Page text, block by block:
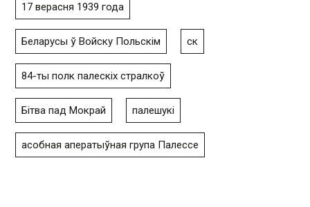
17 верасня 1939 года
Беларусы ў Войску Польскім ск
84-ты полк палескіх стралкоў
Бітва пад Мокрай палешукі
асобная аператыўная група Палессе